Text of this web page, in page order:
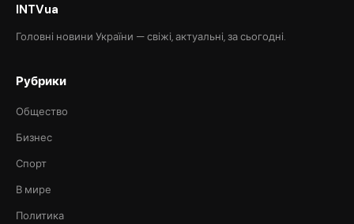
INTVua
Головні новини України — свіжі, актуальні, за сьогодні.
Рубрики
Общество
Бизнес
Спорт
В мире
Политика